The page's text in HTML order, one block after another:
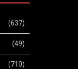
(637)
(49)
(710)